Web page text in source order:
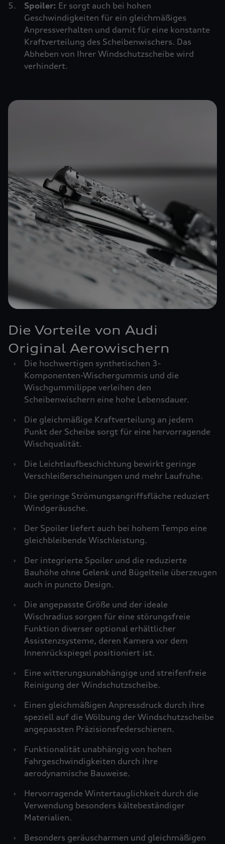
Spoiler: Er sorgt auch bei hohen
Geschwindigkeiten für ein gleichmäßiges
Anpressverhalten und damit für eine konstante
Kraftverteilung des Scheibenwischers. Das
Abheben von Ihrer Windschutzscheibe wird
verhindert.
Die Vorteile von Audi
Original Aerowischern
›
Die hochwertigen synthetischen 3-
Komponenten-Wischergummis und die
Wischgummilippe verleihen den
Scheibenwischern eine hohe Lebensdauer.
›
Die gleichmäßige Kraftverteilung an jedem
Punkt der Scheibe sorgt für eine hervorragende
Wischqualität.
›
Die Leichtlaufbeschichtung bewirkt geringe
Verschleißerscheinungen und mehr Laufruhe.
›
Die geringe Strömungsangriffsfläche reduziert
Windgeräusche.
›
Der Spoiler liefert auch bei hohem Tempo eine
gleichbleibende Wischleistung.
›
Der integrierte Spoiler und die reduzierte
Bauhöhe ohne Gelenk und Bügelteile überzeugen
auch in puncto Design.
›
Die angepasste Größe und der ideale
Wischradius sorgen für eine störungsfreie
Funktion diverser optional erhältlicher
Assistenzsysteme, deren Kamera vor dem
Innenrückspiegel positioniert ist.
›
Eine witterungsunabhängige und streifenfreie
Reinigung der Windschutzscheibe.
›
Einen gleichmäßigen Anpressdruck durch ihre
speziell auf die Wölbung der Windschutzscheibe
angepassten Präzisionsfederschienen.
›
Funktionalität unabhängig von hohen
Fahrgeschwindigkeiten durch ihre
aerodynamische Bauweise.
›
Hervorragende Wintertauglichkeit durch die
Verwendung besonders kältebeständiger
Materialien.
›
Besonders geräuscharmen und gleichmäßigen